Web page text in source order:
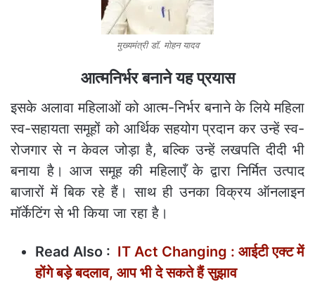
मुख्यमंत्री डॉ. मोहन यादव
आत्मनिर्भर बनाने यह प्रयास
इसके अलावा महिलाओं को आत्म-निर्भर बनाने के लिये महिला
स्व-सहायता समूहों को आर्थिक सहयोग प्रदान कर उन्हें स्व-
रोजगार से न केवल जोड़ा है, बल्कि उन्हें लखपति दीदी भी
बनाया है। आज समूह की महिलाएँ के द्वारा निर्मित उत्पाद
बाजारों में बिक रहे हैं। साथ ही उनका विक्रय ऑनलाइन
मॉर्केटिंग से भी किया जा रहा है।
Read Also : IT Act Changing : आईटी एक्ट में
होंगे बड़े बदलाव, आप भी दे सकते हैं सुझाव